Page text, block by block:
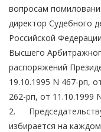
вопросам
директор Судебного
Российской
Высшего
распоряжений
19.10.1995 N 467-рп,
262-рп, от 11.10.1999
2.
избирается на